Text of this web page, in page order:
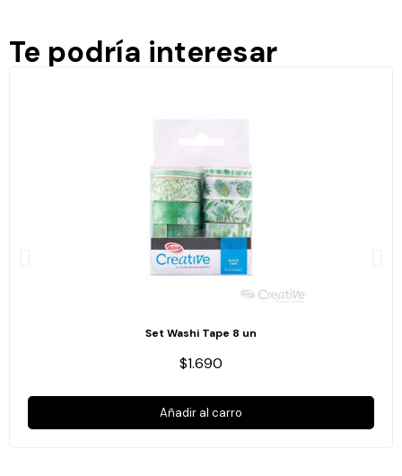
Te podría interesar
Set Washi Tape 8 un
$1.690
Añadir al carro